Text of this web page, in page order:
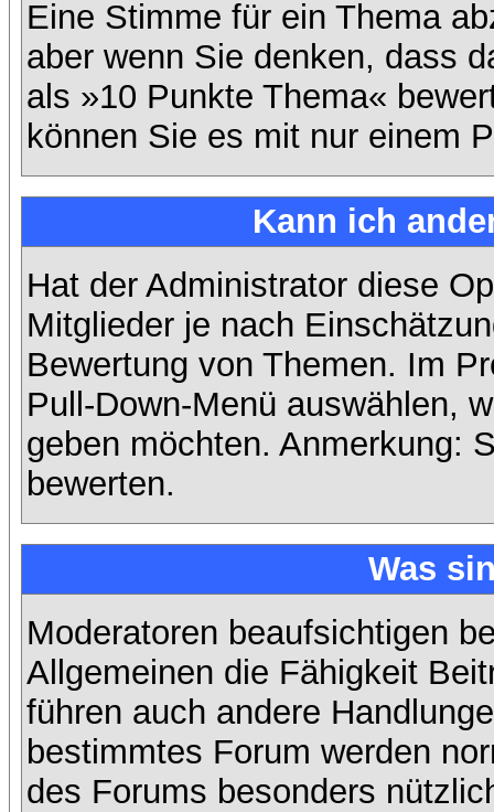
Eine Stimme für ein Thema
aber wenn Sie denken, dass
als »10 Punkte Thema«
können Sie es mit nur einem
Kann ich
Hat der Administrator diese
Mitglieder je nach
Bewertung von Themen. Im
Pull-Down-Menü auswählen,
geben möchten. Anmerkung:
bewerten.
Was
Moderatoren beaufsichtigen
Allgemeinen die Fähigkeit
führen auch andere
bestimmtes Forum werden
des Forums besonders